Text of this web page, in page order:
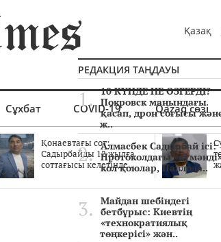
Қазақ
Сұхбат COVID-19 Qazaq сөзі
Қонаевтағы сот:
Садырбайды 12 жылға
соттағысы келетінде..
РЕДАКЦИЯ ТАҢДАУЫ
10 КҮНДЕ НЕ ӨЗГЕРДІ?
Покровск маңындағы
қасап, дрон соғысы
ж..
Алмасбек Садырбай ісі:
Протоколдағы
кол қоюлар, Павлода..
Майдан шебіндегі
бетбұрыс: Киевтің
«технократиялық
төңкерісі» жән..